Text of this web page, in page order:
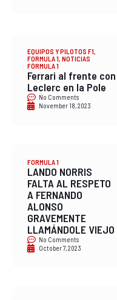
EQUIPOS Y PILOTOS F1,
FORMULA 1, NOTICIAS
FÓRMULA 1
Ferrari al frente con
Leclerc en la Pole
No Comments
November 18, 2023
FORMULA 1
LANDO NORRIS
FALTA AL RESPETO
A FERNANDO
ALONSO
GRAVEMENTE
LLAMÁNDOLE VIEJO
No Comments
October 7, 2023